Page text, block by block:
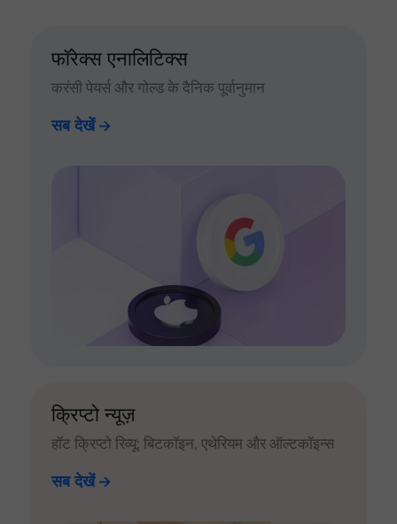
फॉरेक्स एनालिटिक्स
करंसी पेयर्स और गोल्ड के दैनिक पूर्वानुमान
सब देखें
क्रिप्टो न्यूज़
हॉट क्रिप्टो रिव्यू: बिटकॉइन, एथेरियम और ऑल्टकॉइन्स
सब देखें